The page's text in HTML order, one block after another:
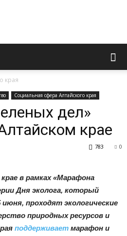
Официальный
газеты
«Вперед»
|
края
Социальная сфера Алтайского края
дел»
крае
0
783
в рамках «Марафона
Дня эколога, который
проходят экологические
природных ресурсов и
поддерживает марафон и